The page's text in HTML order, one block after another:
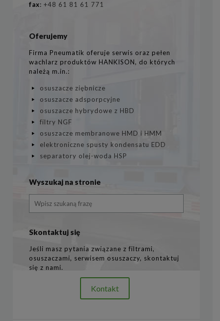
fax: +48 61 81 61 771
Oferujemy
Firma Pneumatik oferuje serwis oraz pełen
wachlarz produktów HANKISON, do których
należą m.in.:
osuszacze ziębnicze
osuszacze adsporpcyjne
osuszacze hybrydowe z HBD
filtry NGF
osuszacze membranowe HMD i HMM
elektroniczne spusty kondensatu EDD
separatory olej-woda HSP
Wyszukaj na stronie
Skontaktuj się
Jeśli masz pytania związane z filtrami,
osuszaczami, serwisem osuszaczy, skontaktuj
się z nami.
Kontakt